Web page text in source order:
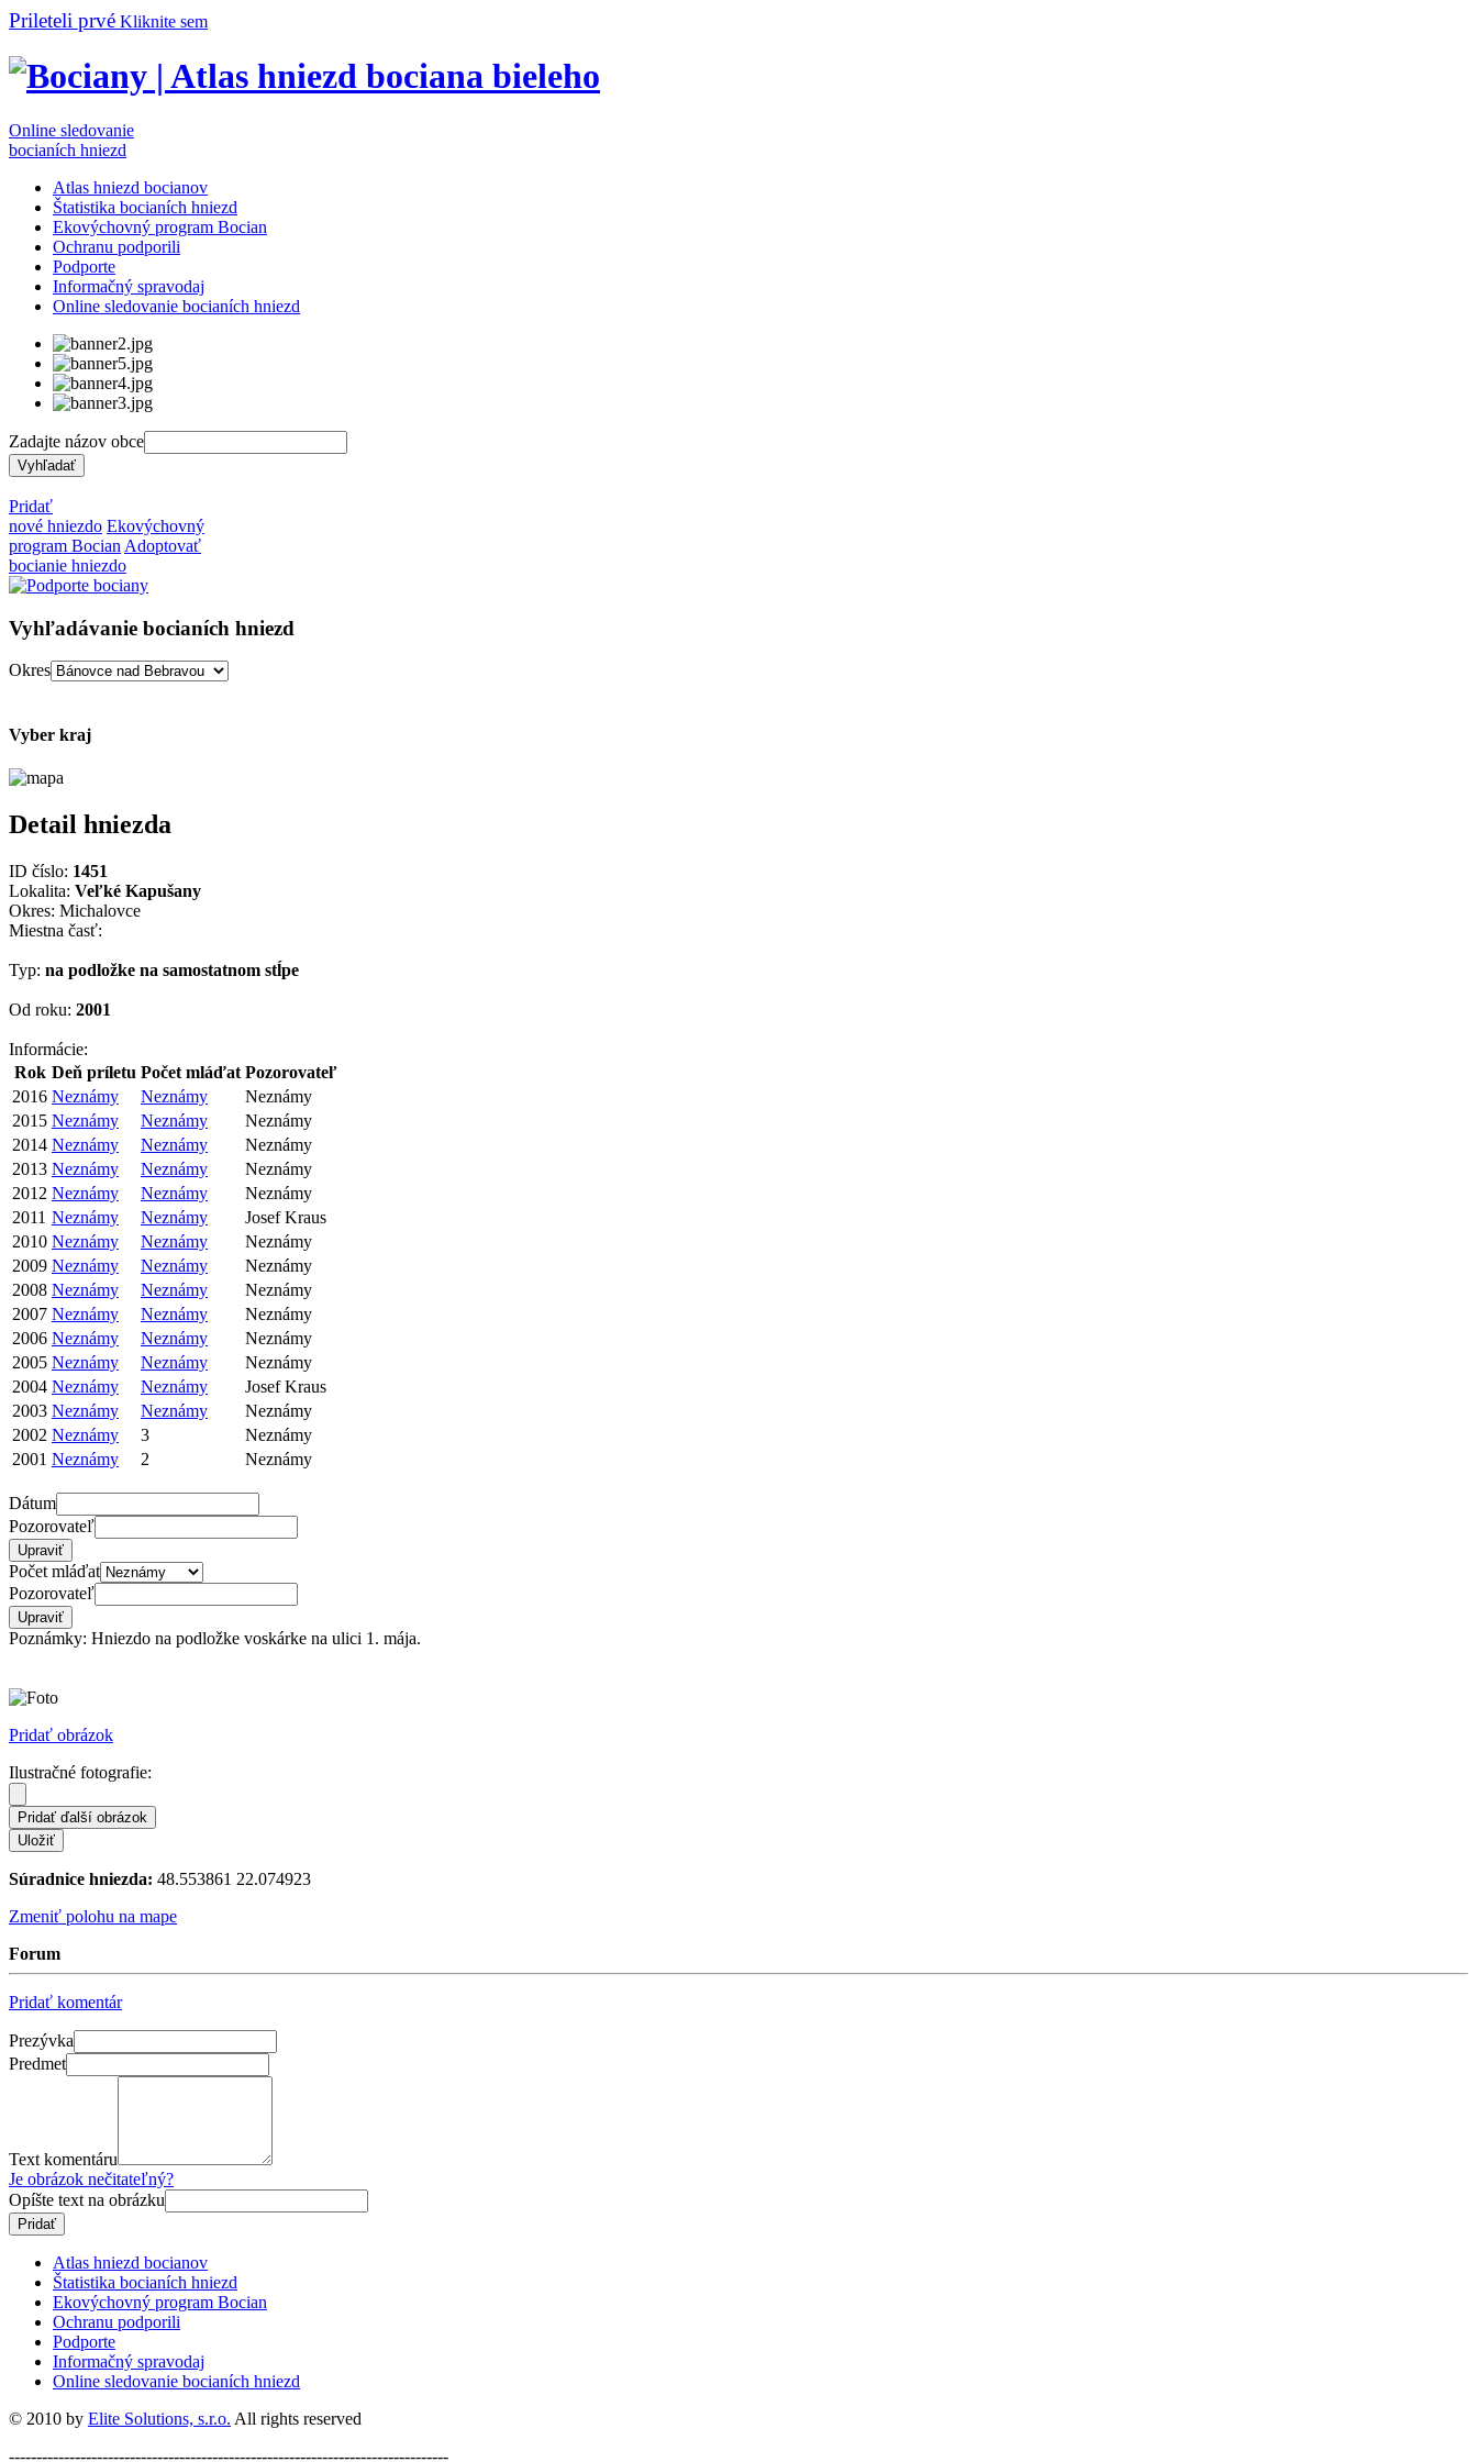
Prileteli prvé Kliknite sem
Online sledovanie
bocianích hniezd
Atlas hniezd bocianov
Štatistika bocianích hniezd
Ekovýchovný program Bocian
Ochranu podporili
Podporte
Informačný spravodaj
Online sledovanie bocianích hniezd
Zadajte názov obce
Pridať
nové hniezdo Ekovýchovný
program Bocian Adoptovať
bocianie hniezdo
Vyhľadávanie bocianích hniezd
Okres
Vyber kraj
Detail hniezda
ID číslo: 1451
Lokalita: Veľké Kapušany
Okres: Michalovce
Miestna časť:
Typ: na podložke na samostatnom stĺpe
Od roku: 2001
Informácie:
Rok Deň príletu Počet mláďat Pozorovateľ
2016 Neznámy Neznámy
Neznámy
2015 Neznámy Neznámy
Neznámy
2014 Neznámy Neznámy
Neznámy
2013 Neznámy Neznámy
Neznámy
2012 Neznámy Neznámy
Neznámy
2011 Neznámy Neznámy
Josef Kraus
2010 Neznámy Neznámy
Neznámy
2009 Neznámy Neznámy
Neznámy
2008 Neznámy Neznámy
Neznámy
2007 Neznámy Neznámy
Neznámy
2006 Neznámy Neznámy
Neznámy
2005 Neznámy Neznámy
Neznámy
2004 Neznámy Neznámy
Josef Kraus
2003 Neznámy Neznámy
Neznámy
2002 Neznámy 3
Neznámy
2001 Neznámy 2 Neznámy
Dátum
Pozorovateľ
Počet mláďat
Pozorovateľ
Poznámky: Hniezdo na podložke voskárke na ulici 1. mája.
Pridať obrázok
Ilustračné fotografie:
Súradnice hniezda: 48.553861 22.074923
Zmeniť polohu na mape
Forum
Pridať komentár
Prezývka
Predmet
Text komentáru
Je obrázok nečitateľný?
Opíšte text na obrázku
Atlas hniezd bocianov
Štatistika bocianích hniezd
Ekovýchovný program Bocian
Ochranu podporili
Podporte
Informačný spravodaj
Online sledovanie bocianích hniezd
© 2010 by Elite Solutions, s.r.o. All rights reserved
--------------------------------------------------------------------------------